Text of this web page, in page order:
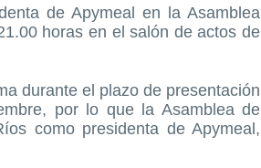
de Apymeal en la Asamblea
horas en el salón de actos de
durante el plazo de presentación
por lo que la Asamblea de
como presidenta de Apymeal,